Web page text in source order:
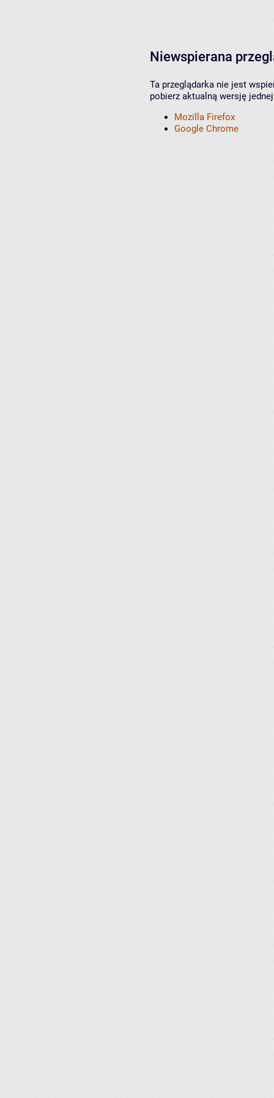
Niewspierana
Ta przeglądarka nie jest
pobierz aktualną wersję
Mozilla Firefox
Google Chrome